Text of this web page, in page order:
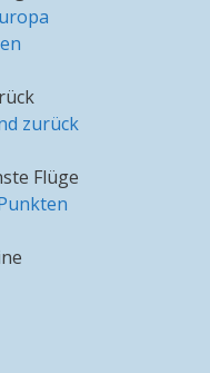
zurück
Flüge